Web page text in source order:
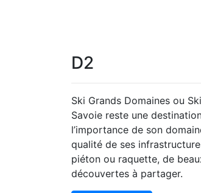
D2
Ski Grands Domaines ou
Savoie reste une
l’importance de son
qualité de ses
piéton ou raquette, de
découvertes à partager.